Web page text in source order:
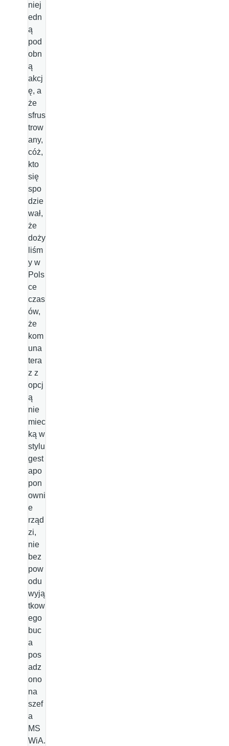
niej
edn
ą
pod
obn
ą
akcj
ę, a
że
sfrus
trow
any,
cóż,
kto
się
spo
dzie
wał,
że
doży
liśm
y w
Pols
ce
czas
ów,
że
kom
una
tera
z z
opcj
ą
nie
miec
ką w
stylu
gest
apo
pon
owni
e
rząd
zi,
nie
bez
pow
odu
wyją
tkow
ego
buc
a
pos
adz
ono
na
szef
a
MS
WiA.